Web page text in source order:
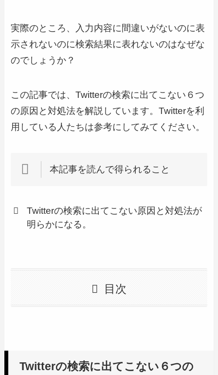
実際のところ、入力内容に間違いがないのに表
示されないのに検索結果に表れないのはなぜな
のでしょうか？
この記事では、Twitterの検索に出てこない６つ
の原因と対処法を解説しています。Twitterを利
用している人たちは参考にしてみてください。
本記事を読んで得られること
Twitterの検索に出てこない原因と対処法が
明らかになる。
目次
Twitterの検索に出てこない６つの